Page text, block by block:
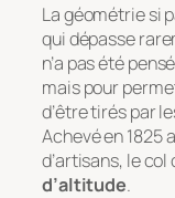
La géométrie si
qui dépasse
n’a pas été
mais pour
d’être tirés par
Achevé en 1825
d’artisans, le
d’altitude.